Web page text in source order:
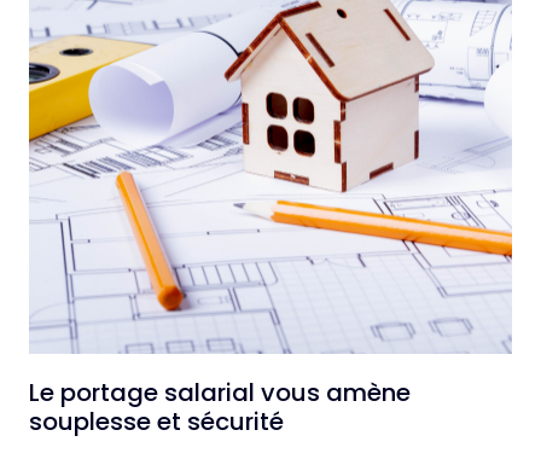
Le portage salarial vous amène
souplesse et sécurité